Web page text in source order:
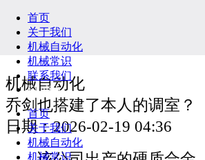
首页
关于我们
机械自动化
机械常识
联系我们
English
首页
关于我们
机械自动化
机械常识
机械自动化
乔剑也搭建了本人的调室？
日期：2026-02-19 04:36